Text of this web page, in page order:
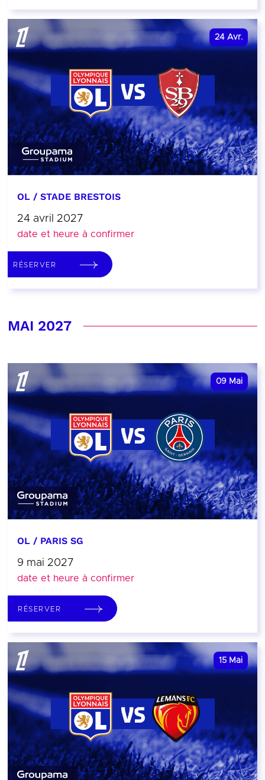
24 Avr.
OL / STADE BRESTOIS
24 avril 2027
date et heure à confirmer
RÉSERVER
MAI 2027
09 Mai
OL / PARIS SG
9 mai 2027
date et heure à confirmer
RÉSERVER
15 Mai